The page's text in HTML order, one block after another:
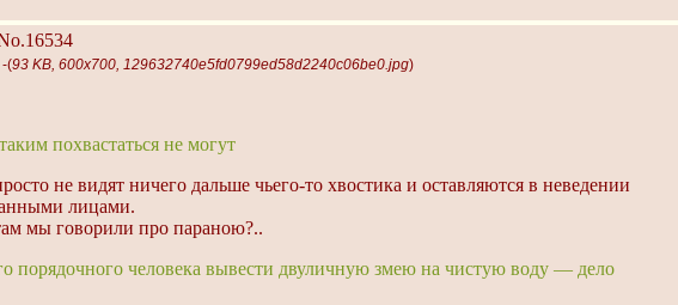
-(93 KB, 600x700, 129632740e5fd0799ed58d2240c06be0.jpg)
похвастаться не могут
не видят ничего дальше чьего-то хвостика и оставляются в неведении
лицами.
мы говорили про параною?..
порядочного человека вывести двуличную змею на чистую воду — дело